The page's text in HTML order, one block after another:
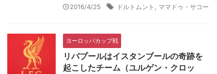
2016/4/25 ドルトムント ママドゥ・サコー
ヨーロッパカップ戦
リバプールはイスタンブールの奇跡を
起こしたチーム（ユルゲン・クロッ